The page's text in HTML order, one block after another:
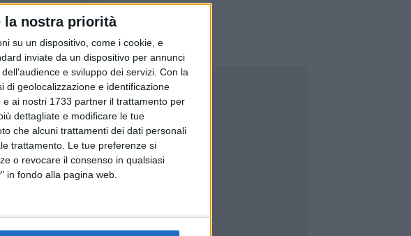
la nostra priorità
su un dispositivo, come i cookie, e
inviate da un dispositivo per annunci
e sviluppo dei servizi. Con la
di geolocalizzazione e identificazione
ai nostri 1733 partner il trattamento per
dettagliate e modificare le tue
che alcuni trattamenti dei dati personali
trattamento. Le tue preferenze si
o revocare il consenso in qualsiasi
in fondo alla pagina web.
Stabile,
incontro
meta della
quindi
la sua
arrivata
in quel
estiva
a tutti,